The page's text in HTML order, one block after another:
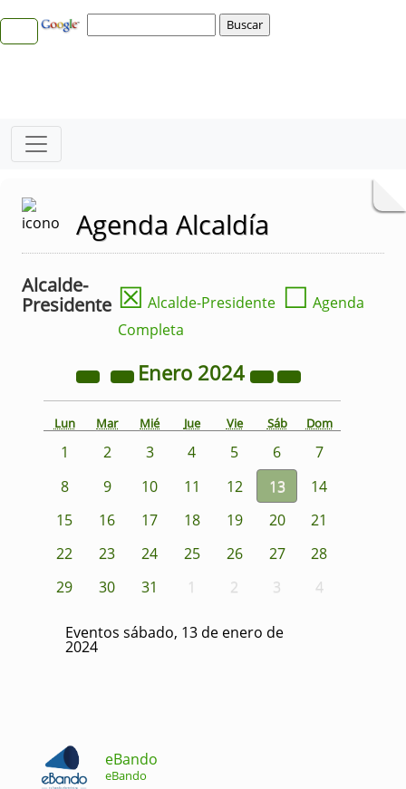
Agenda Alcaldía
Alcalde-
Presidente ☒ Alcalde-Presidente ☐ Agenda
Completa
Enero 2024
Lun Mar Mié Jue Vie Sáb Dom
1 2 3 4 5 6
7
8
9 10 11 12 13
14
15
16 17 18 19 20
21
22
23 24 25 26 27
28
29
30 31 1 2 3 4
Eventos sábado, 13 de enero de
2024
eBando
eBando